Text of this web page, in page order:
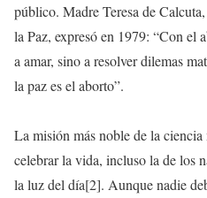
público. Madre Teresa de
la Paz, expresó en 1979: “Con el
a amar, sino a resolver dilemas
la paz es el aborto”.
La misión más noble de la
celebrar la vida, incluso la de los
la luz del día[2]. Aunque nadie